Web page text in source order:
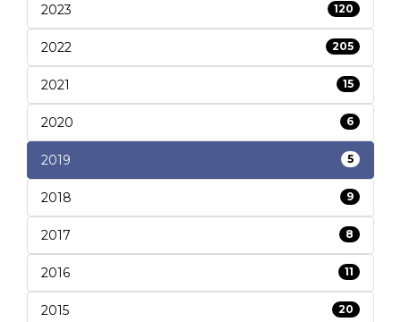
2023 120
2022 205
2021 15
2020 6
2019 5
2018 9
2017 8
2016 11
2015 20